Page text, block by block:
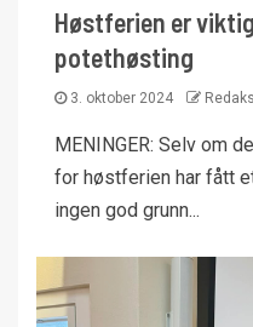
Høstferien er
potethøsting
3. oktober 2024
MENINGER: Selv om
for høstferien har fått
ingen god grunn...